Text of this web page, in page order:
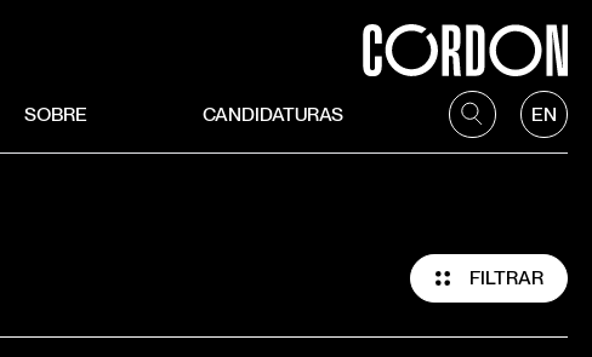
SOBRE CANDIDATURAS EN
FILTRAR